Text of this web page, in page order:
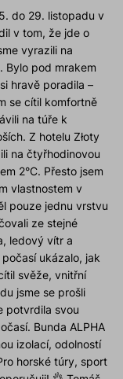
do 29. listopadu v
v tom, že jde o
vyrazili na
Bylo pod mrakem
hravě poradila –
se cítil komfortně
na túře k
Z hotelu Złoty
na čtyřhodinovou
2°C. Přesto jsem
vlastnostem v
pouze jednu vrstvu
ze stejné
ledový vítr a
ukázalo, jak
svěže, vnitřní
jsme se prošli
potvrdila svou
Bunda ALPHA
izolací, odolností
horské túry, sport